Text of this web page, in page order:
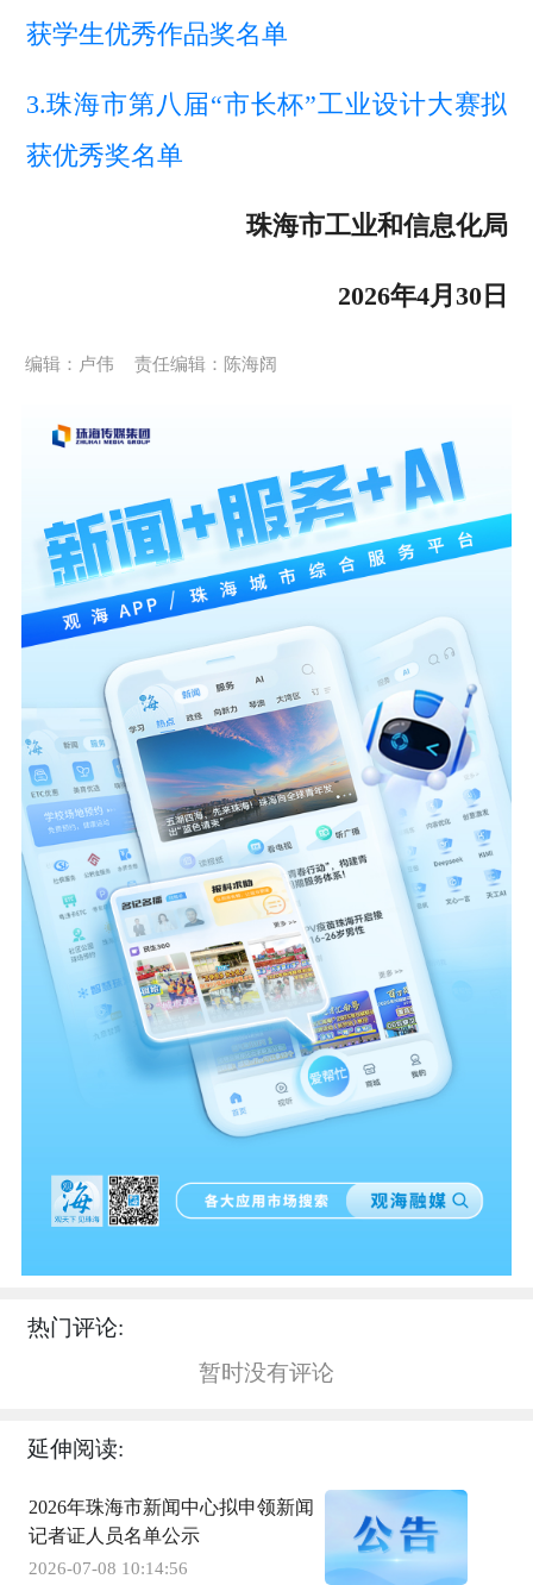
获学生优秀作品奖名单
3.珠海市第八届“市长杯”工业设计大赛拟
获优秀奖名单
珠海市工业和信息化局
2026年4月30日
编辑：卢伟 责任编辑：陈海阔
热门评论:
暂时没有评论
延伸阅读:
2026年珠海市新闻中心拟申领新闻
记者证人员名单公示
2026-07-08 10:14:56